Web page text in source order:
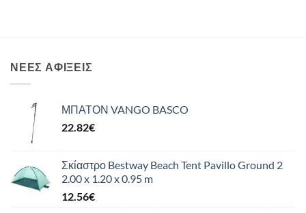
ΝΈΕΣ ΑΦΊΞΕΙΣ
ΜΠΑΤΟΝ VANGO BASCO
22.82€
Σκίαστρο Bestway Beach Tent Pavillo Ground 2
2.00 x 1.20 x 0.95 m
12.56€